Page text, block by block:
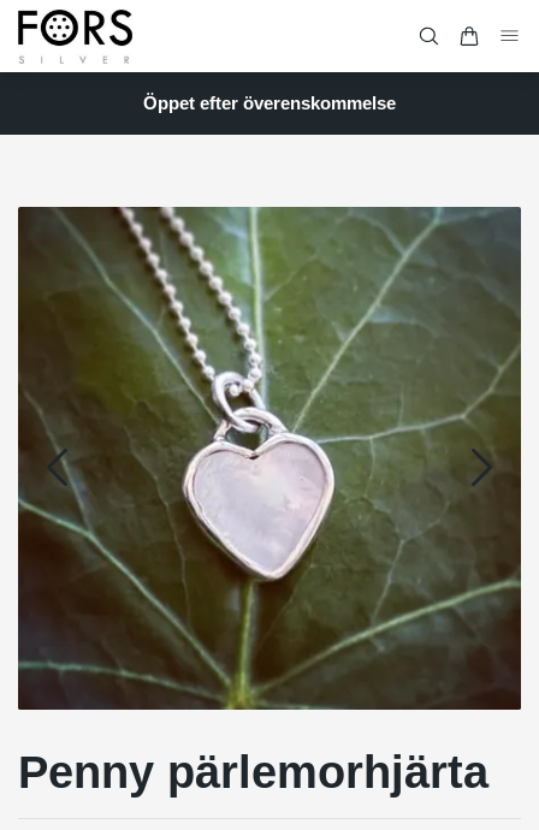
Öppet efter överenskommelse
Penny pärlemorhjärta